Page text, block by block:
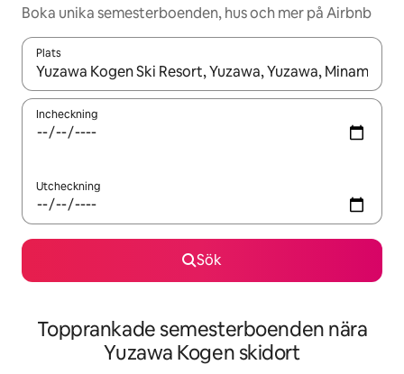
Boka unika semesterboenden, hus och mer på Airbnb
Plats
När resultaten är tillgängliga kan du navigera med upp- och
Incheckning
Utcheckning
Sök
Topprankade semesterboenden nära
Yuzawa Kogen skidort